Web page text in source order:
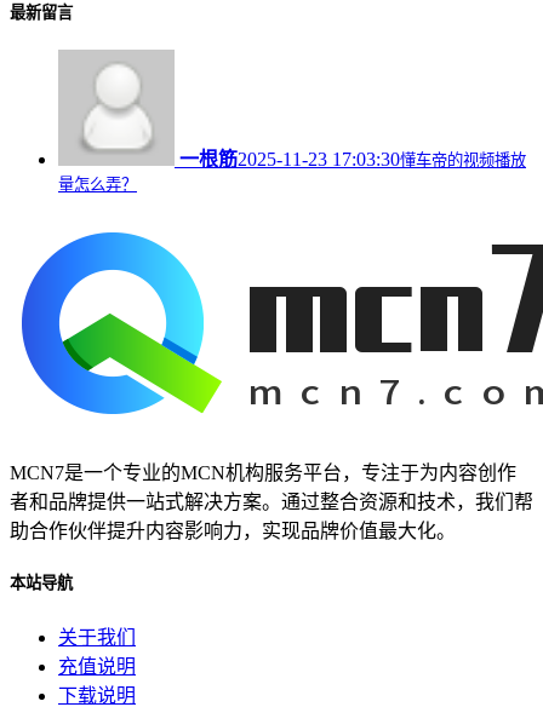
最新留言
一根筋2025-11-23 17:03:30懂车帝的视频播放
量怎么弄？
MCN7是一个专业的MCN机构服务平台，专注于为内容创作
者和品牌提供一站式解决方案。通过整合资源和技术，我们帮
助合作伙伴提升内容影响力，实现品牌价值最大化。
本站导航
关于我们
充值说明
下载说明